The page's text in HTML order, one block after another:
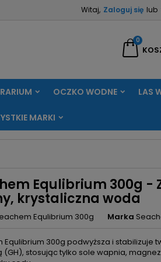
Witaj, Zaloguj się lub
0
OCZKO WODNE LAS
MARKI
Equlibrium 300g -
krystaliczna woda
Equlibrium 300g Marka
Equlibrium 300g podwyższa i stabilizuje
(GH), stosując tylko sole wapnia,